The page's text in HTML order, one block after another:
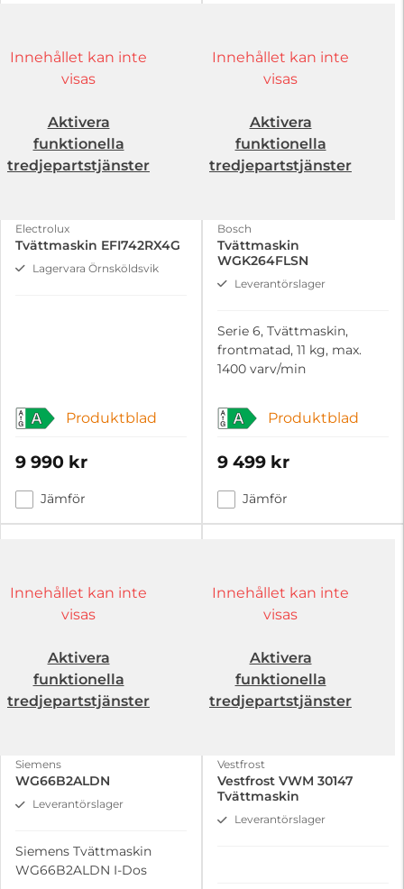
Innehållet kan inte
visas
Aktivera
funktionella
tredjepartstjänster
Electrolux
Tvättmaskin EFI742RX4G
Lagervara Örnsköldsvik
A Produktblad
9 990 kr
Jämför
Innehållet kan inte
visas
Aktivera
funktionella
tredjepartstjänster
Bosch
Tvättmaskin
WGK264FLSN
Leverantörslager
Serie 6, Tvättmaskin,
frontmatad, 11 kg, max.
1400 varv/min
A Produktblad
9 499 kr
Jämför
Innehållet kan inte
visas
Aktivera
funktionella
tredjepartstjänster
Siemens
WG66B2ALDN
Leverantörslager
Siemens Tvättmaskin
WG66B2ALDN I-Dos
Innehållet kan inte
visas
Aktivera
funktionella
tredjepartstjänster
Vestfrost
Vestfrost VWM 30147
Tvättmaskin
Leverantörslager